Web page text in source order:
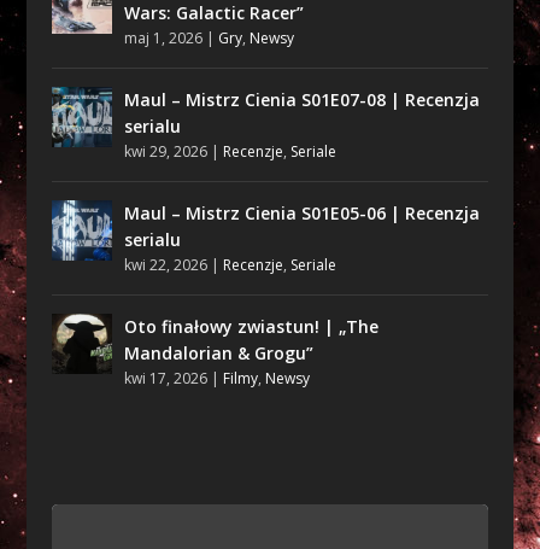
Wars: Galactic Racer”
maj 1, 2026| Gry, Newsy
Maul – Mistrz Cienia S01E07-08 | Recenzja
serialu
kwi 29, 2026| Recenzje, Seriale
Maul – Mistrz Cienia S01E05-06 | Recenzja
serialu
kwi 22, 2026| Recenzje, Seriale
Oto finałowy zwiastun! | „The
Mandalorian & Grogu”
kwi 17, 2026| Filmy, Newsy